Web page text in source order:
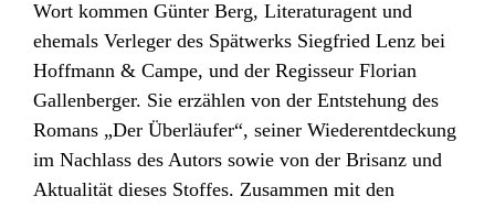
Wort kommen Günter Berg, Literaturagent und
ehemals Verleger des Spätwerks Siegfried Lenz bei
Hoffmann & Campe, und der Regisseur Florian
Gallenberger. Sie erzählen von der Entstehung des
Romans „Der Überläufer“, seiner Wiederentdeckung
im Nachlass des Autors sowie von der Brisanz und
Aktualität dieses Stoffes. Zusammen mit den